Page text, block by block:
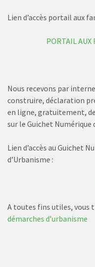
Lien d’accès portail aux
PORTAIL AUX
Nous recevons par
construire, déclaration
en ligne, gratuitement,
sur le Guichet Numérique
Lien d’accès au Guichet
d’Urbanisme :
A toutes fins utiles, vous
démarches d’urbanisme